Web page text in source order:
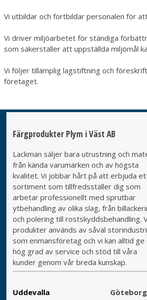
Vi utbildar och fortbildar personalen för
Vi driver miljöarbetet för ständiga
som säkerställer att uppställda miljömål
Vi följer tillämplig lagstiftning och
företaget.
Färgprodukter Plym i Väst AB
Lackman säljer bara utrustning och
från kända varumärken och av högsta
kvalitet. Vi jobbar hårt på att erbjuda
sortiment som tillfredsställer dig som
arbetar professionellt med sprutbar
ytbehandling av olika slag, från
och polering till rostskyddsbehandling.
produkter används av såväl storindustri
som enmansföretag och vi kan alltid ge
hög grad av service och stöd till våra
kunder genom vår breda kunskap.
Uddevalla
Göteborg